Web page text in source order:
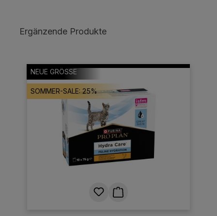
Produktgalerie überspringen
Ergänzende Produkte
NEUE GRÖSSE
SOMMER-SALE: 25%